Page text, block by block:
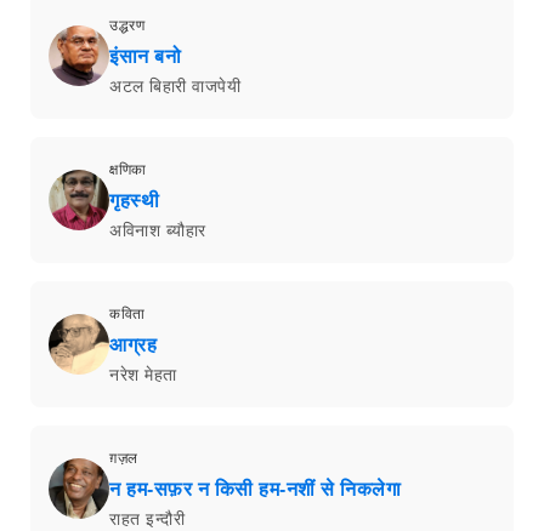
उद्धरण
इंसान बनो
अटल बिहारी वाजपेयी
क्षणिका
गृहस्थी
अविनाश ब्यौहार
कविता
आग्रह
नरेश मेहता
ग़ज़ल
न हम-सफ़र न किसी हम-नशीं से निकलेगा
राहत इन्दौरी